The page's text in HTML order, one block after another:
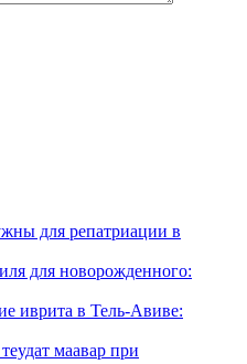
для репатриации в
для новорожденного:
иврита в Тель-Авиве:
маавар при